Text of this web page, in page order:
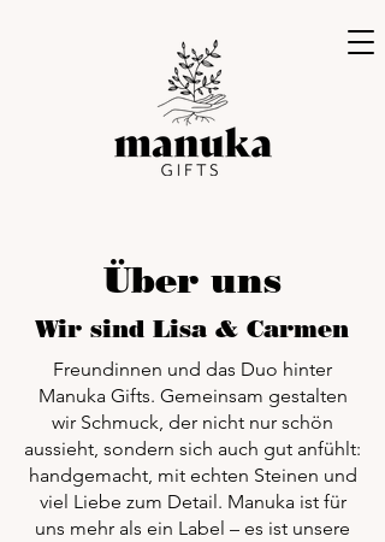
Über uns
Wir sind Lisa & Carmen
Freundinnen und das Duo hinter
Manuka Gifts. Gemeinsam gestalten
wir Schmuck, der nicht nur schön
aussieht, sondern sich auch gut anfühlt:
handgemacht, mit echten Steinen und
viel Liebe zum Detail. Manuka ist für
uns mehr als ein Label – es ist unsere